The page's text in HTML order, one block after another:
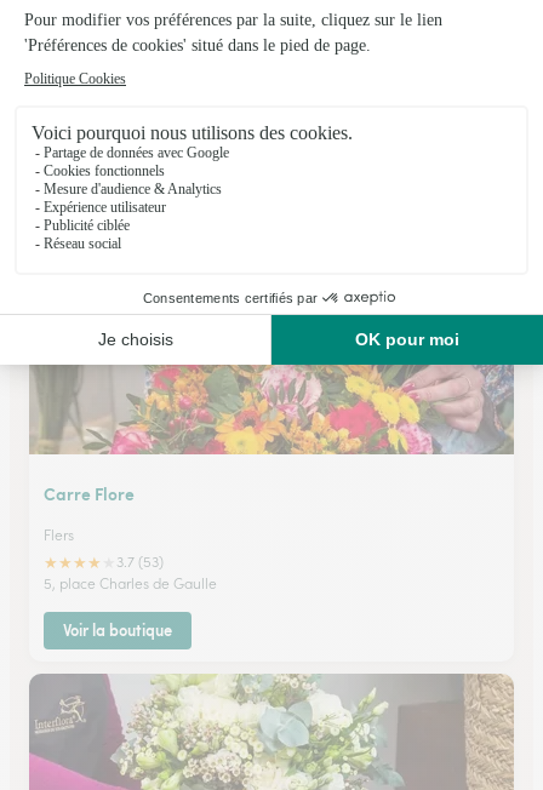
Art et Nature
Saint Andre de Messei
2, Vaudebrune
Voir la boutique
Carre Flore
Flers
★★★★
3.7 (53)
5, place Charles de Gaulle
Voir la boutique